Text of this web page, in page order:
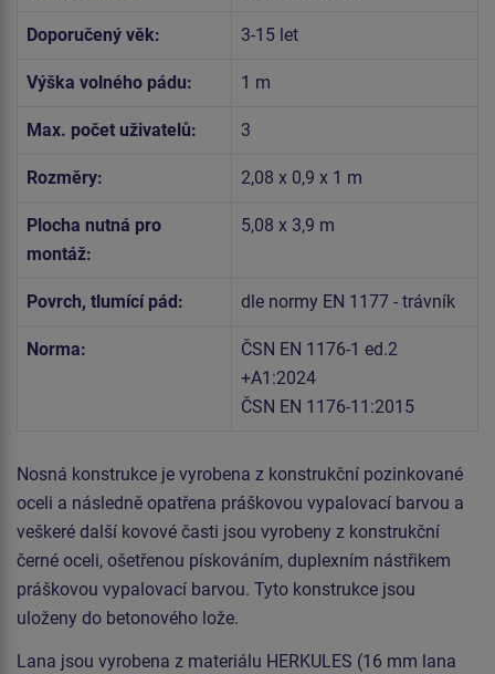
Doporučený věk: 3-15 let
Výška volného pádu: 1 m
Max. počet uživatelů: 3
Rozměry: 2,08 x 0,9 x 1 m
Plocha nutná pro
montáž:
5,08 x 3,9 m
Povrch, tlumící pád: dle normy EN 1177 - trávník
Norma:
ČSN EN 1176-1 ed.2
+A1:2024
ČSN EN 1176-11:2015
Nosná konstrukce je vyrobena z konstrukční pozinkované
oceli a následně opatřena práškovou vypalovací barvou a
veškeré další kovové časti jsou vyrobeny z konstrukční
černé oceli, ošetřenou pískováním, duplexním nástřikem
práškovou vypalovací barvou. Tyto konstrukce jsou
uloženy do betonového lože.
Lana jsou vyrobena z materiálu HERKULES (16 mm lana